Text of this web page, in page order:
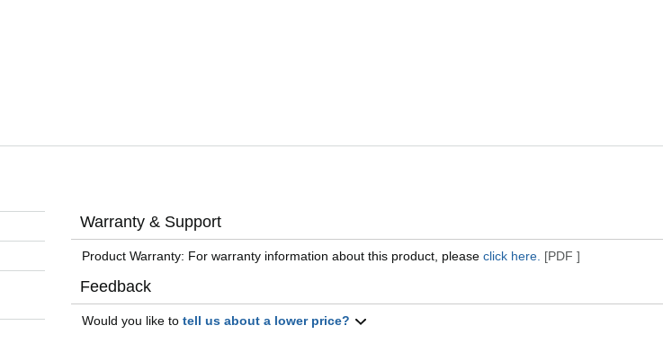
Warranty & Support
Product Warranty: For warranty information about this product, pleaseclick here. [PDF ]
Feedback
Would you like totell us about a lower price?